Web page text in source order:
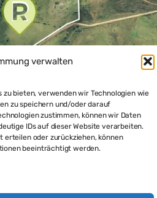
verwalten
zu bieten, verwenden wir Technologien wie
zu speichern und/oder darauf
zustimmen, können wir Daten
IDs auf dieser Website verarbeiten.
erteilen oder zurückziehen, können
beeinträchtigt werden.
in Rocha, Uruguay –